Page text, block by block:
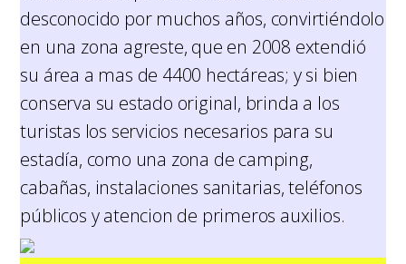
desconocido por muchos años, convirtiéndolo
en una zona agreste, que en 2008 extendió
su área a mas de 4400 hectáreas; y si bien
conserva su estado original, brinda a los
turistas los servicios necesarios para su
estadía, como una zona de camping,
cabañas, instalaciones sanitarias, teléfonos
públicos y atencion de primeros auxilios.